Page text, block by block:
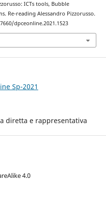
ICTs tools, Bubble
Re-reading Alessandro Pizzorusso.
dpceonline.2021.1523
Sp-2021
diretta e rappresentativa
4.0